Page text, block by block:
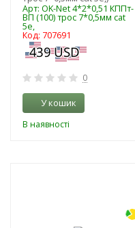
Арт: OK-Net 4*2*0,51 КППт-
ВП (100) трос 7*0,5мм cat
5e,
Код: 707691
0
У кошик
В наявності